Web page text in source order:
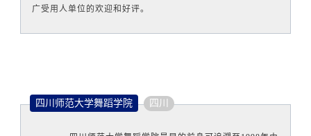
广受用人单位的欢迎和好评。
四川师范大学舞蹈学院 四川